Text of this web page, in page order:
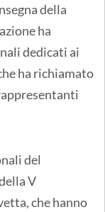
della
ha
dedicati ai
ha richiamato
del
V
che hanno